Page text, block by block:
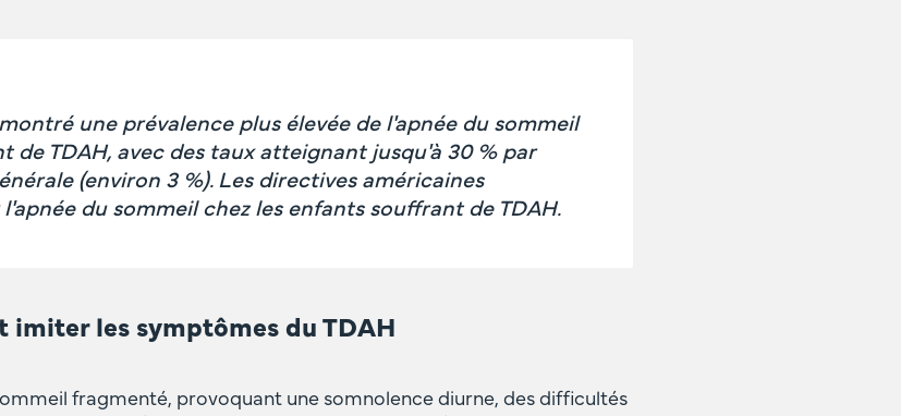
une prévalence plus élevée de l'apnée du sommeil
de TDAH, avec des taux atteignant jusqu'à 30 % par
(environ 3 %). Les directives américaines
du sommeil chez les enfants souffrant de TDAH.
imiter les symptômes du TDAH
fragmenté, provoquant une somnolence diurne, des difficultés